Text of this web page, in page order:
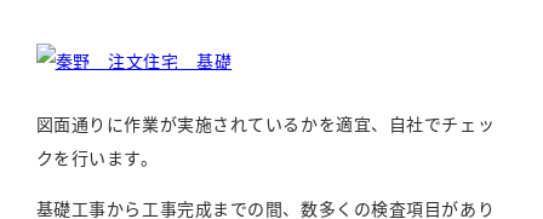
図面通りに作業が実施されているかを適宜、自社でチェッ
クを行います。
基礎工事から工事完成までの間、数多くの検査項目があり